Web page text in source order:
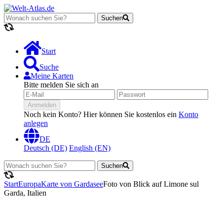
Suchen
Lädt...
Start
Suche
Meine Karten
Bitte melden Sie sich an
Anmelden
Noch kein Konto? Hier können Sie kostenlos ein Konto
anlegen
DE
Deutsch (DE) English (EN)
Suchen
Lädt...
StartEuropaKarte von GardaseeFoto von Blick auf Limone sul
Garda, Italien